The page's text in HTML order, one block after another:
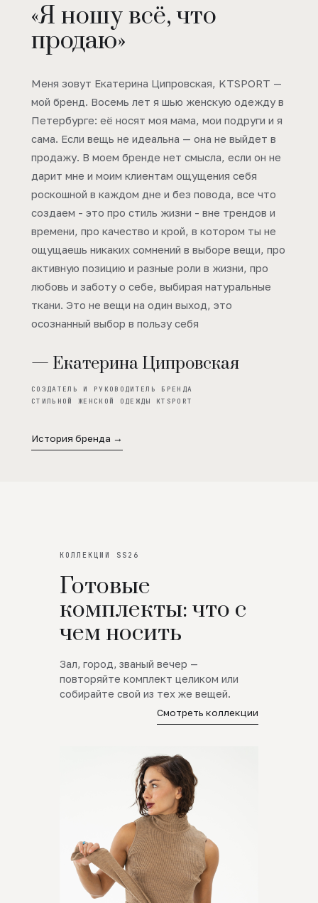
«Я ношу всё, что
продаю»
Меня зовут Екатерина Ципровская, KTSPORT —
мой бренд. Восемь лет я шью женскую одежду в
Петербурге: её носят моя мама, мои подруги и я
сама. Если вещь не идеальна — она не выйдет в
продажу. В моем бренде нет смысла, если он не
дарит мне и моим клиентам ощущения себя
роскошной в каждом дне и без повода, все что
создаем - это про стиль жизни - вне трендов и
времени, про качество и крой, в котором ты не
ощущаешь никаких сомнений в выборе вещи, про
активную позицию и разные роли в жизни, про
любовь и заботу о себе, выбирая натуральные
ткани. Это не вещи на один выход, это
осознанный выбор в пользу себя
— Екатерина Ципровская
СОЗДАТЕЛЬ И РУКОВОДИТЕЛЬ БРЕНДА
СТИЛЬНОЙ ЖЕНСКОЙ ОДЕЖДЫ KTSPORT
История бренда →
КОЛЛЕКЦИИ SS26
Готовые
комплекты: что с
чем носить
Зал, город, званый вечер —
повторяйте комплект целиком или
собирайте свой из тех же вещей.
Смотреть коллекции